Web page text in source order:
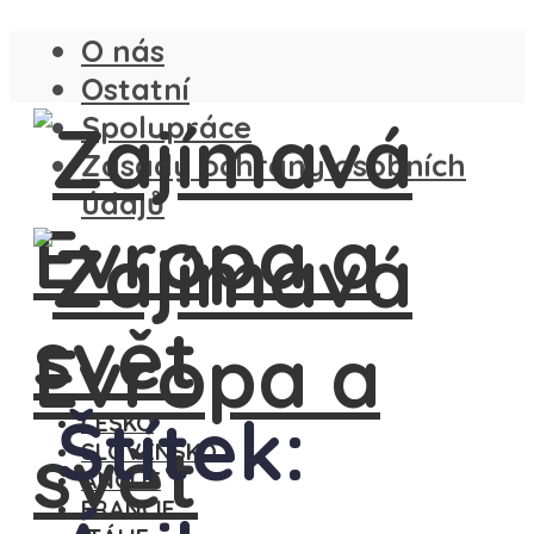
O nás
Ostatní
Spolupráce
Zásady ochrany osobních
údajů
ČESKO
SLOVENSKO
ANGLIE
FRANCIE
Štítek: